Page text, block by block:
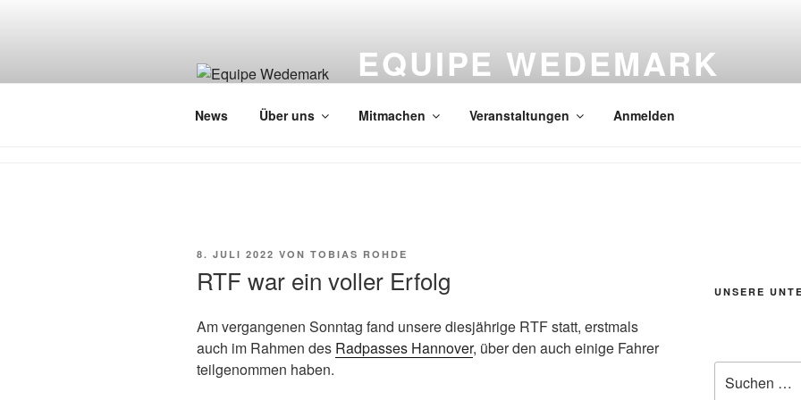
EQUIPE WEDEMARK
News Über uns Mitmachen Veranstaltungen Anmelden
VERÖFFENTLICHT
8. JULI 2022 VON TOBIAS ROHDE
RTF war ein voller Erfolg
Am vergangenen Sonntag fand unsere diesjährige RTF statt, erstmals
auch im Rahmen des Radpasses Hannover, über den auch einige Fahrer
teilgenommen haben.
UNSERE
nach: